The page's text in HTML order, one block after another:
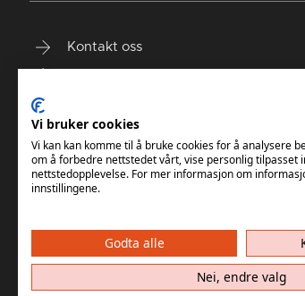
Kontakt oss
Haslum
Vi bruker cookies
Vi kan kan komme til å bruke cookies for å analysere
om å forbedre nettstedet vårt, vise personlig tilpasset
nettstedopplevelse. For mer informasjon om
innstillingene.
Godta alle
Nei, endre valg